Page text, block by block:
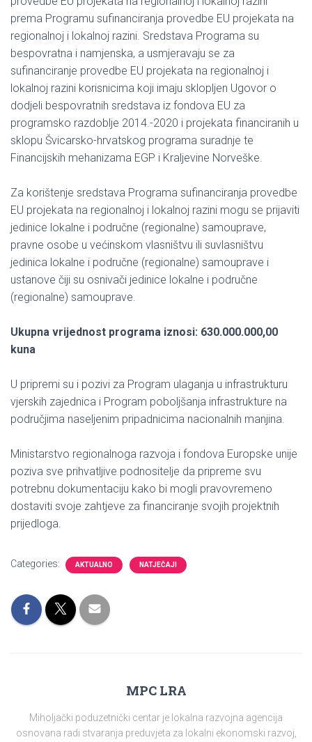
prema Programu sufinanciranja provedbe EU projekata na
regionalnoj i lokalnoj razini. Sredstava Programa su
bespovratna i namjenska, a usmjeravaju se za
sufinanciranje provedbe EU projekata na regionalnoj i
lokalnoj razini korisnicima koji imaju sklopljen Ugovor o
dodjeli bespovratnih sredstava iz fondova EU za
programsko razdoblje 2014.-2020 i projekata financiranih u
sklopu Švicarsko-hrvatskog programa suradnje te
Financijskih mehanizama EGP i Kraljevine Norveške.
Za korištenje sredstava Programa sufinanciranja provedbe
EU projekata na regionalnoj i lokalnoj razini mogu se prijaviti
jedinice lokalne i područne (regionalne) samouprave,
pravne osobe u većinskom vlasništvu ili suvlasništvu
jedinica lokalne i područne (regionalne) samouprave i
ustanove čiji su osnivači jedinice lokalne i područne
(regionalne) samouprave.
Ukupna vrijednost programa iznosi: 630.000.000,00
kuna
U pripremi su i pozivi za Program ulaganja u infrastrukturu
vjerskih zajednica i Program poboljšanja infrastrukture na
područjima naseljenim pripadnicima nacionalnih manjina.
Ministarstvo regionalnoga razvoja i fondova Europske unije
poziva sve prihvatljive podnositelje da pripreme svu
potrebnu dokumentaciju kako bi mogli pravovremeno
dostaviti svoje zahtjeve za financiranje svojih projektnih
prijedloga.
Categories: AKTUALNO NATJEČAJI
MPC LRA
Miholjački poduzetnički centar je lokalna razvojna agencija
osnovana radi stvaranja preduvjeta za lokalni ekonomski razvoj,